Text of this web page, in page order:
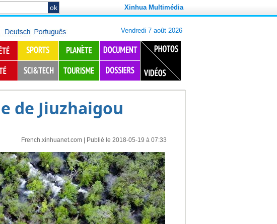
Xinhua Multimédia
de Jiuzhaigou
French.xinhuanet.com| Publié le 2018-05-19 à 07:33